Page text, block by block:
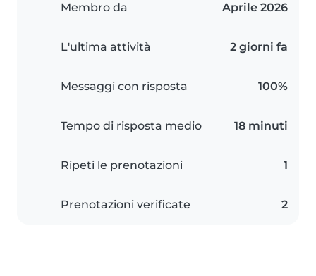
Membro da Aprile 2026
L'ultima attività 2 giorni fa
Messaggi con risposta 100%
Tempo di risposta medio 18 minuti
Ripeti le prenotazioni 1
Prenotazioni verificate 2